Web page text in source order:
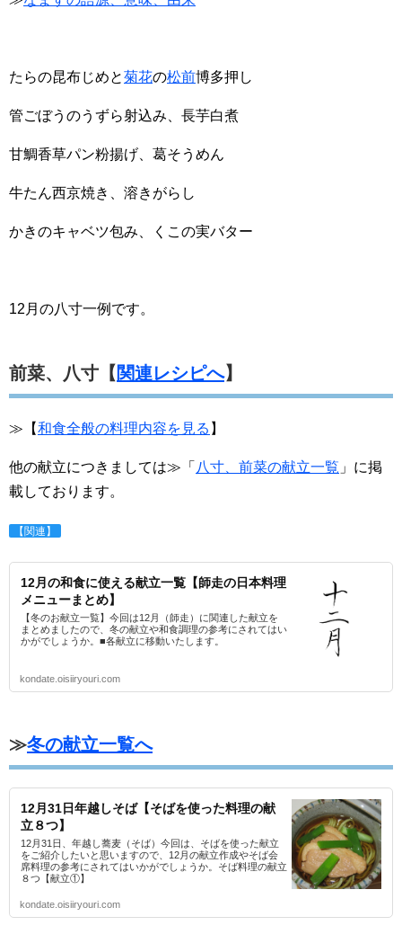
たらの昆布じめと菊花の松前博多押し
管ごぼうのうずら射込み、長芋白煮
甘鯛香草パン粉揚げ、葛そうめん
牛たん西京焼き、溶きがらし
かきのキャベツ包み、くこの実バター
12月の八寸一例です。
前菜、八寸【 関連レシピへ】
≫【和食全般の料理内容を見る 】
他の献立につきましては≫「 八寸、前菜の献立一覧 」に掲
載しております。
【関連】
12月の和食に使える献立一覧【師走の日本料理
メニューまとめ】
【冬のお献立一覧】今回は12月（師走）に関連した献立を
まとめましたので、冬の献立や和食調理の参考にされてはい
かがでしょうか。■各献立に移動いたします。
kondate.oisiiryouri.com
≫冬の献立一覧へ
12月31日年越しそば【そばを使った料理の献
立８つ】
12月31日、年越し蕎麦（そば）今回は、そばを使った献立
をご紹介したいと思いますので、12月の献立作成やそば会
席料理の参考にされてはいかがでしょうか。そば料理の献立
８つ【献立①】
kondate.oisiiryouri.com